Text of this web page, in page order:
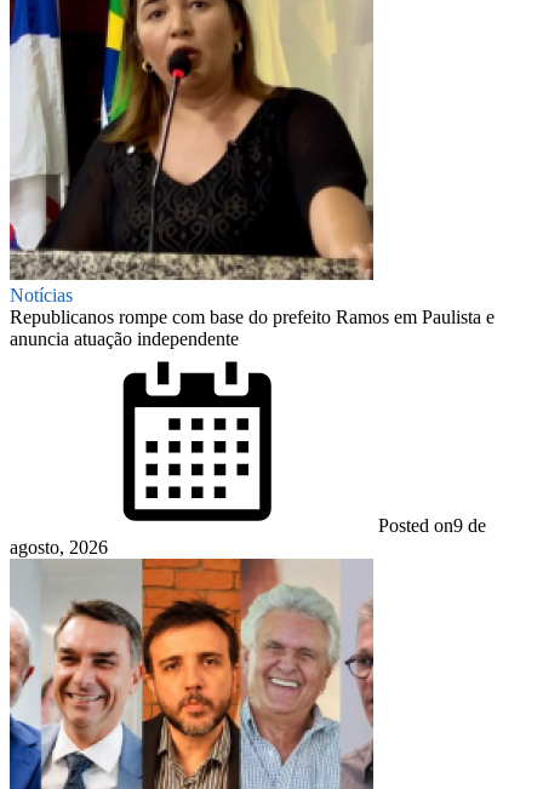
Notícias
Republicanos rompe com base do prefeito Ramos em Paulista e
anuncia atuação independente
Posted on9 de
agosto, 2026